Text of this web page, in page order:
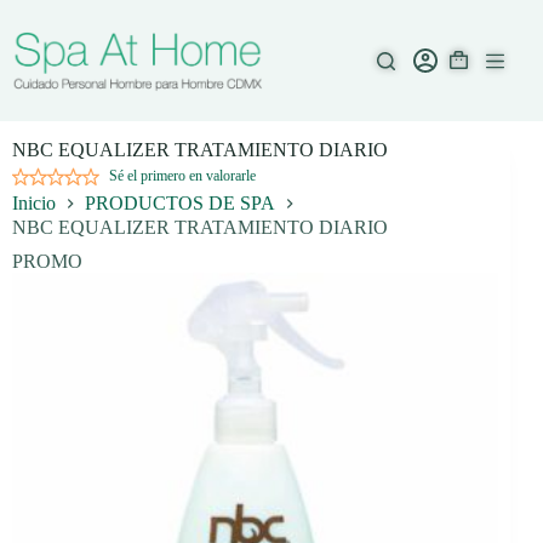
contenido
NBC EQUALIZER TRATAMIENTO DIARIO
Sé el primero en valorarle
Inicio
PRODUCTOS DE SPA
NBC EQUALIZER TRATAMIENTO DIARIO
PROMO